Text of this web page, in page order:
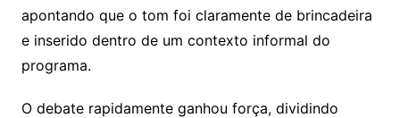
apontando que o tom foi claramente de brincadeira
e inserido dentro de um contexto informal do
programa.
O debate rapidamente ganhou força, dividindo